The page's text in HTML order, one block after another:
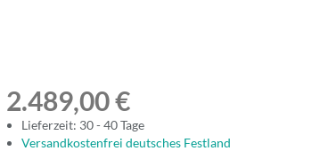
2.489,00 €
Lieferzeit: 30 - 40 Tage
Versandkostenfrei deutsches Festland